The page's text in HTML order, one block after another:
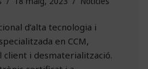
d’alta tecnologia i
en CCM,
i desmaterialització.